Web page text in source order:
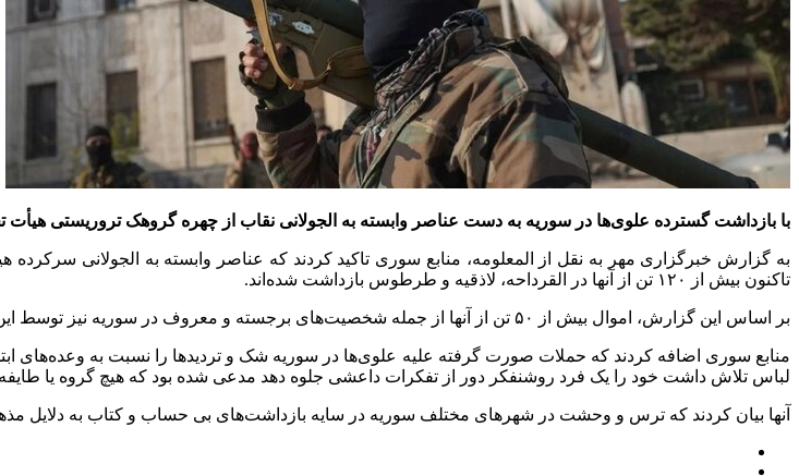
با بازداشت گسترده علوی‌ها در سوریه به دست عناصر وابسته به الجولانی نقاب از چهره گروهک تروریستی هیأت
به گزارش خبرگزاری مهر به نقل از المعلومه، منابع سوری تاکید کردند که عناصر وابسته به الجولانی
تاکنون بیش از ۱۲۰ تن از آنها در القرداحه، لاذقیه و طرطوس بازداشت شده‌اند.
بر اساس این گزارش، اموال بیش از ۵۰ تن از آنها از جمله شخصیت‌های برجسته و معروف در سوریه نیز توسط این عناصر مصادره شده است.
منابع سوری اضافه کردند که حملات صورت گرفته علیه علوی‌ها در سوریه شک و تردیدها را نسبت به وعده‌های
لباس تلاش داشت خود را یک فرد روشنفکر دور از تفکرات داعشی جلوه دهد مدعی شده بود که هیچ گروه یا
آنها بیان کردند که ترس و وحشت در شهرهای مختلف سوریه در سایه بازداشت‌های بی حساب و کتاب به دلایل